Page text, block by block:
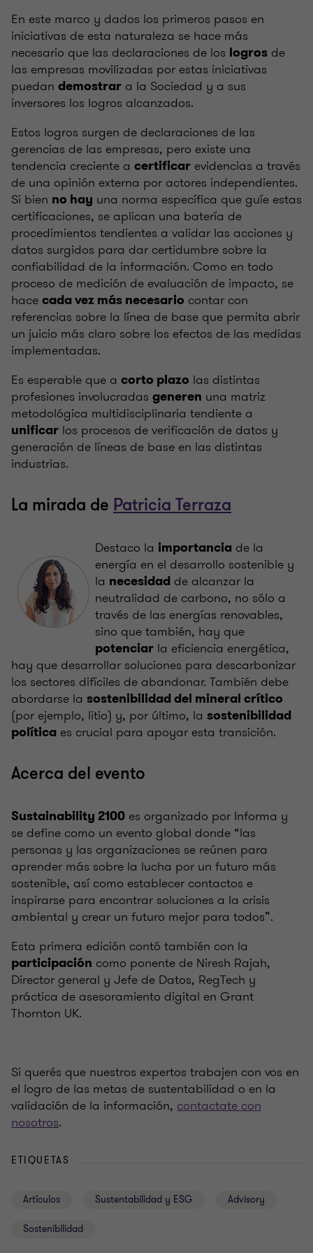
En este marco y dados los primeros pasos en
iniciativas de esta naturaleza se hace más
necesario que las declaraciones de los logros de
las empresas movilizadas por estas iniciativas
puedan demostrar a la Sociedad y a sus
inversores los logros alcanzados.
Estos logros surgen de declaraciones de las
gerencias de las empresas, pero existe una
tendencia creciente a certificar evidencias a través
de una opinión externa por actores independientes.
Si bien no hay una norma específica que guíe estas
certificaciones, se aplican una batería de
procedimientos tendientes a validar las acciones y
datos surgidos para dar certidumbre sobre la
confiabilidad de la información. Como en todo
proceso de medición de evaluación de impacto, se
hace cada vez más necesario contar con
referencias sobre la línea de base que permita abrir
un juicio más claro sobre los efectos de las medidas
implementadas.
Es esperable que a corto plazo las distintas
profesiones involucradas generen una matriz
metodológica multidisciplinaria tendiente a
unificar los procesos de verificación de datos y
generación de líneas de base en las distintas
industrias.
La mirada de Patricia Terraza
Destaco la importancia de la
energía en el desarrollo sostenible y
la necesidad de alcanzar la
neutralidad de carbono, no sólo a
través de las energías renovables,
sino que también, hay que
potenciar la eficiencia energética,
hay que desarrollar soluciones para descarbonizar
los sectores difíciles de abandonar. También debe
abordarse la sostenibilidad del mineral crítico
(por ejemplo, litio) y, por último, la sostenibilidad
política es crucial para apoyar esta transición.
Acerca del evento
Sustainability 2100 es organizado por Informa y
se define como un evento global donde “las
personas y las organizaciones se reúnen para
aprender más sobre la lucha por un futuro más
sostenible, así como establecer contactos e
inspirarse para encontrar soluciones a la crisis
ambiental y crear un futuro mejor para todos”.
Esta primera edición contó también con la
participación como ponente de Niresh Rajah,
Director general y Jefe de Datos, RegTech y
práctica de asesoramiento digital en Grant
Thornton UK.
Si querés que nuestros expertos trabajen con vos en
el logro de las metas de sustentabilidad o en la
validación de la información, contactate con
nosotros.
ETIQUETAS
Artículos Sustentabilidad y ESG Advisory
Sostenibilidad